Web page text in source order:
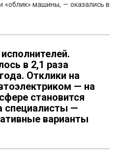
«облик» машины, — оказались в
в 2,1 раза
Отклики на
— на
становится
специалисты —
варианты